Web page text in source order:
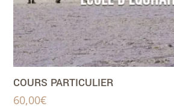
COURS PARTICULIER
60,00€